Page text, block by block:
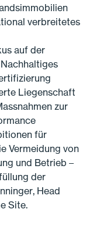
verbreitetes
auf der
Liegenschaft
zur
für
Vermeidung von
und Betrieb –
der
Head
Site.